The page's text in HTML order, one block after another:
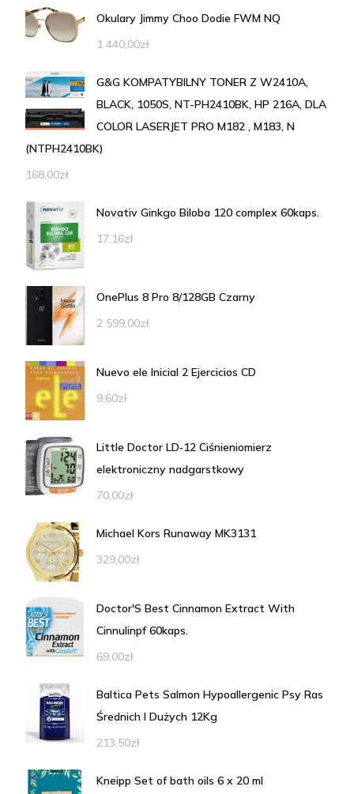
Okulary Jimmy Choo Dodie FWM NQ
1 440,00zł
G&G KOMPATYBILNY TONER Z W2410A,
BLACK, 1050S, NT-PH2410BK, HP 216A, DLA
COLOR LASERJET PRO M182 , M183, N
(NTPH2410BK)
168,00zł
Novativ Ginkgo Biloba 120 complex 60kaps.
17,16zł
OnePlus 8 Pro 8/128GB Czarny
2 599,00zł
Nuevo ele Inicial 2 Ejercicios CD
9,60zł
Little Doctor LD‐12 Ciśnieniomierz
elektroniczny nadgarstkowy
70,00zł
Michael Kors Runaway MK3131
329,00zł
Doctor'S Best Cinnamon Extract With
Cinnulinpf 60kaps.
69,00zł
Baltica Pets Salmon Hypoallergenic Psy Ras
Średnich I Dużych 12Kg
213,50zł
Kneipp Set of bath oils 6 x 20 ml